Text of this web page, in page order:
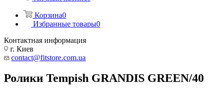
Корзина0
Избранные товары0
Контактная информация
г. Киев
contact@fitstore.com.ua
Ролики Tempish GRANDIS GREEN/40